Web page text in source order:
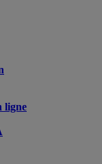
ligne